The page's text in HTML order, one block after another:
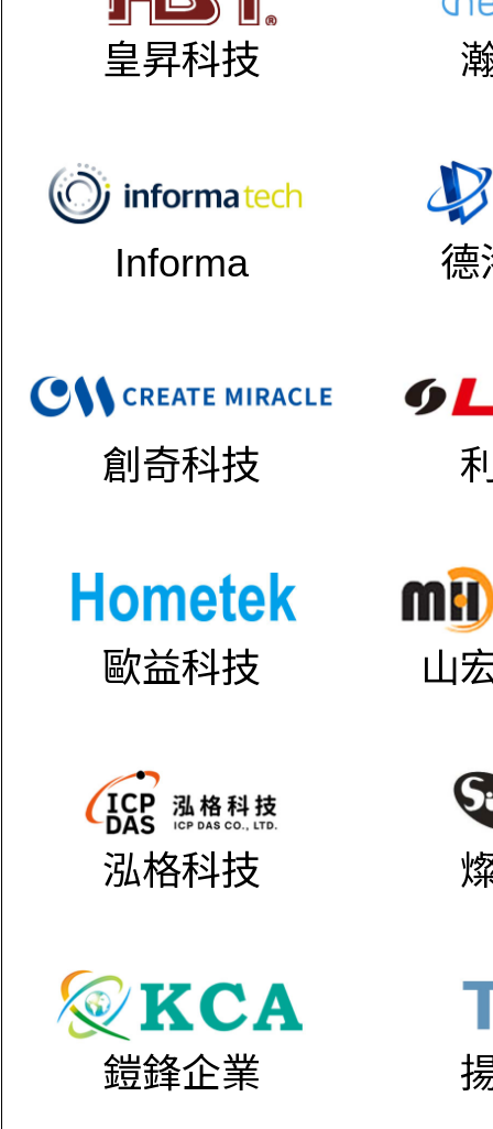
皇昇科技
Informa 德
創奇科技
歐益科技 山
泓格科技
鎧鋒企業